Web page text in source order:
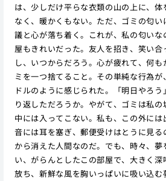
は、少しだけ平らな衣類の山の上に、
なく、暖かくもない。ただ、ゴミの匂
議と心が落ち着く。これが、私の匂い
屋もきれいだった。友人を招き、笑い
し、いつからだろう。心が疲れて、何
ミを一つ捨てること。その単純な行為
ドルのように感じられた。「明日やろ
り返しただろうか。やがて、ゴミは私
中には入ってこない。私も、この外に
音には耳を塞ぎ、郵便受けはとうに見
から消えた人間なのだ。でも、時々、
い、がらんとしたこの部屋で、大きく
放ち、新鮮な風を胸いっぱいに吸い込む